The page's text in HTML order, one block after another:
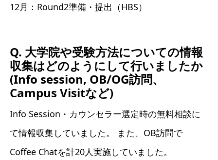
12月：Round2準備・提出（HBS）
Q. 大学院や受験方法についての情報
収集はどのようにして行いましたか
(Info session, OB/OG訪問、
Campus Visitなど)
Info Session・カウンセラー選定時の無料相談に
て情報収集していました。 また、OB訪問で
Coffee Chatを計20人実施していました。